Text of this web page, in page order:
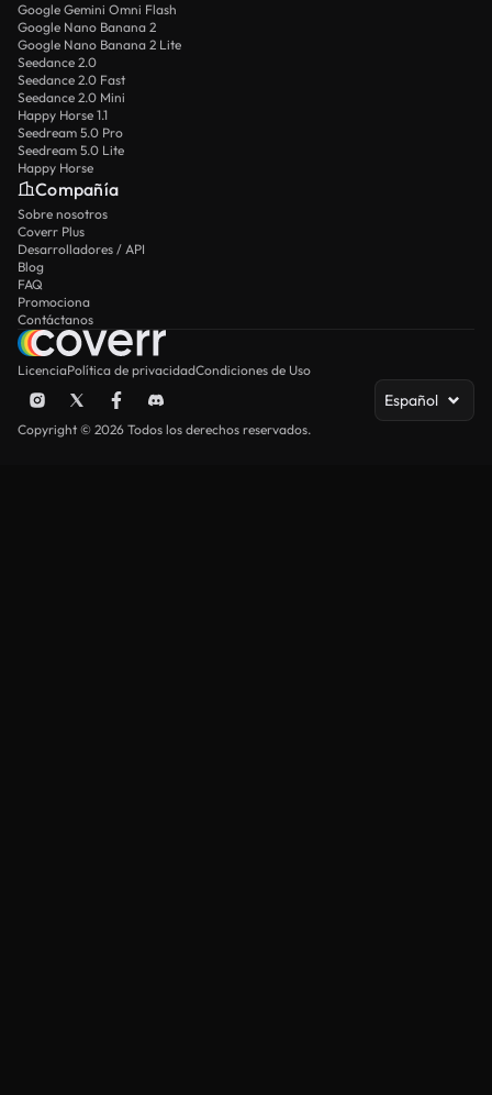
Google Gemini Omni Flash
Google Nano Banana 2
Google Nano Banana 2 Lite
Seedance 2.0
Seedance 2.0 Fast
Seedance 2.0 Mini
Happy Horse 1.1
Seedream 5.0 Pro
Seedream 5.0 Lite
Happy Horse
Compañía
Sobre nosotros
Coverr Plus
Desarrolladores / API
Blog
FAQ
Promociona
Contáctanos
LicenciaPolítica de privacidadCondiciones de Uso
Español
Copyright © 2026 Todos los derechos reservados.